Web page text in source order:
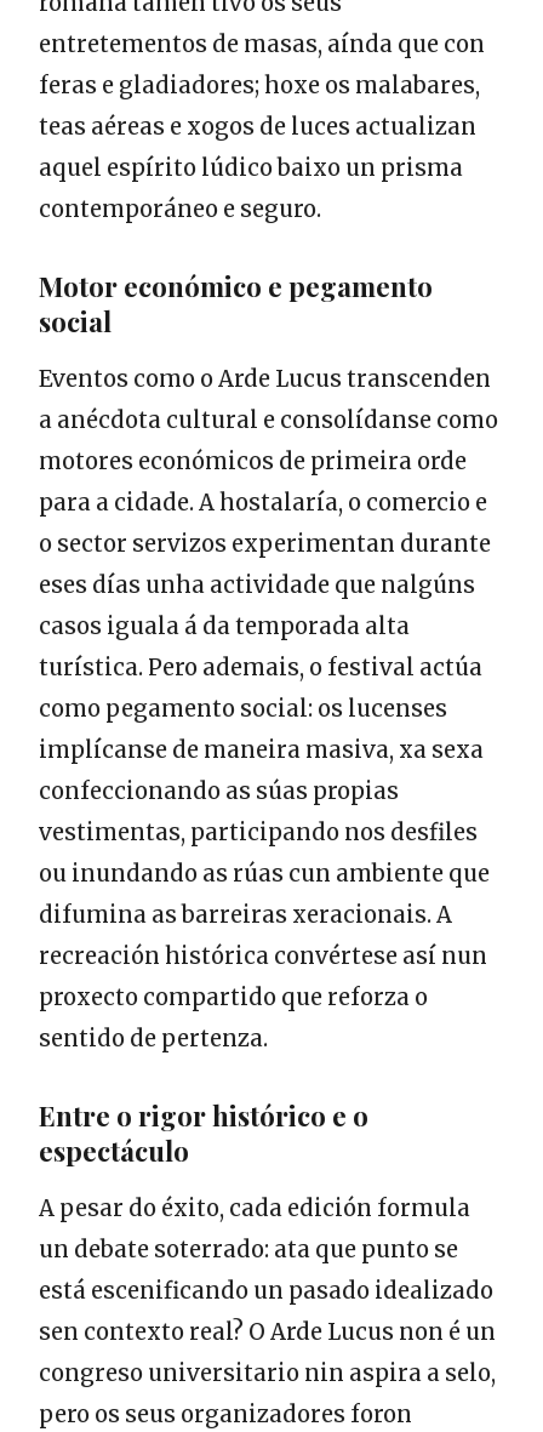
entretementos de masas, aínda que con
feras e gladiadores; hoxe os malabares,
teas aéreas e xogos de luces actualizan
aquel espírito lúdico baixo un prisma
contemporáneo e seguro.
Motor económico e pegamento
social
Eventos como o Arde Lucus transcenden
a anécdota cultural e consolídanse como
motores económicos de primeira orde
para a cidade. A hostalaría, o comercio e
o sector servizos experimentan durante
eses días unha actividade que nalgúns
casos iguala á da temporada alta
turística. Pero ademais, o festival actúa
como pegamento social: os lucenses
implícanse de maneira masiva, xa sexa
confeccionando as súas propias
vestimentas, participando nos desfiles
ou inundando as rúas cun ambiente que
difumina as barreiras xeracionais. A
recreación histórica convértese así nun
proxecto compartido que reforza o
sentido de pertenza.
Entre o rigor histórico e o
espectáculo
A pesar do éxito, cada edición formula
un debate soterrado: ata que punto se
está escenificando un pasado idealizado
sen contexto real? O Arde Lucus non é un
congreso universitario nin aspira a selo,
pero os seus organizadores foron